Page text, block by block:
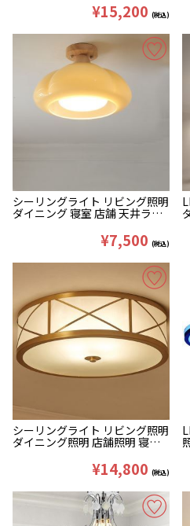
¥15,200 (税込)
シーリングライト リビング照明
ダイニング 寝室 店舗 天井ライ
¥7,500 (税込)
シーリングライト リビング照明
ダイニング照明 店舗照明 寝室
¥14,800 (税込)